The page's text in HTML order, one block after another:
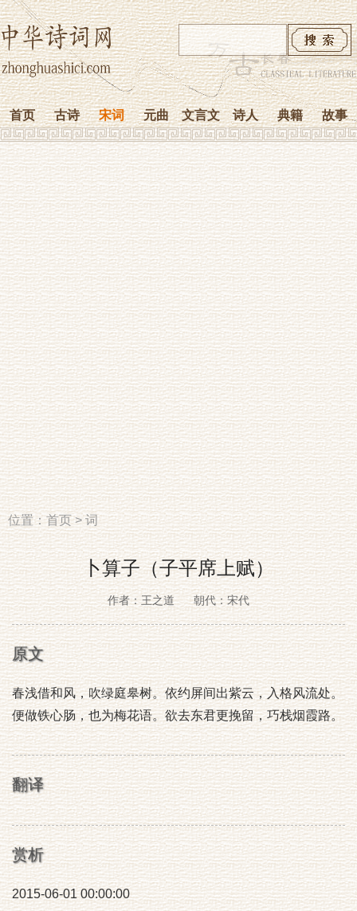
首页 古诗 宋词 元曲 文言文 诗人 典籍 故事
位置：首页>词
卜算子（子平席上赋）
作者：王之道 朝代：宋代
原文
春浅借和风，吹绿庭皋树。依约屏间出紫云，入格风流处。
便做铁心肠，也为梅花语。欲去东君更挽留，巧栈烟霞路。
翻译
赏析
2015-06-01 00:00:00